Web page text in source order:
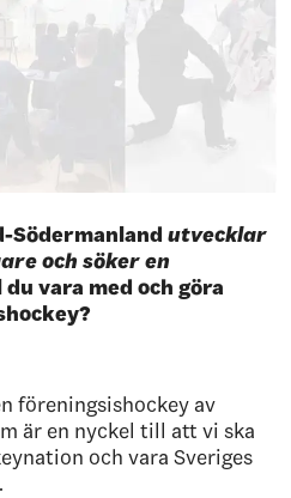
Södermanland utvecklar
och söker en
du vara med och göra
föreningsishockey av
är en nyckel till att vi ska
och vara Sveriges